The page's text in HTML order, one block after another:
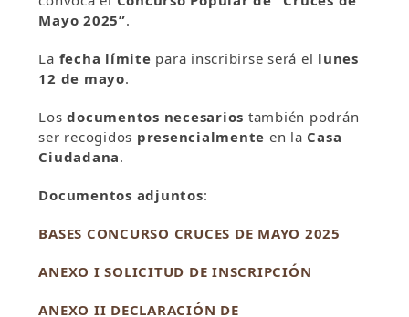
Mayo 2025”.
La fecha límite para inscribirse será el lunes
12 de mayo.
Losdocumentos necesarios también podrán
ser recogidos presencialmente en la Casa
Ciudadana.
Documentos adjuntos:
BASES CONCURSO CRUCES DE MAYO 2025
ANEXO I SOLICITUD DE INSCRIPCIÓN
ANEXO II DECLARACIÓN DE